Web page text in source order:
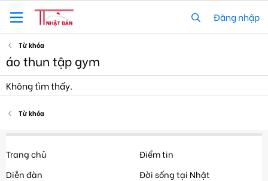
Đăng nhập
Từ khóa
áo thun tập gym
Không tìm thấy.
Từ khóa
Trang chủ
Diễn đàn
Điểm tin
Đời sống tại Nhật